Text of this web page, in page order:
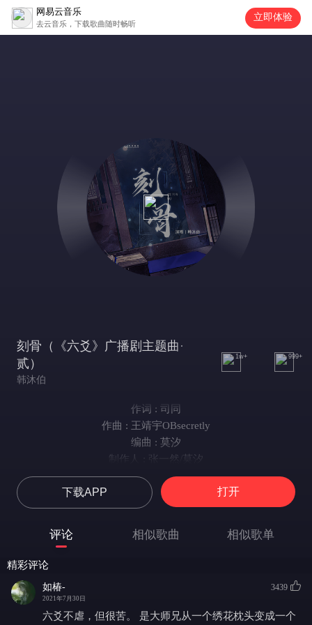
网易云音乐
去云音乐，下载歌曲随时畅听
立即体验
刻骨（《六爻》广播剧主题曲·
贰）
韩沐伯
1w+ 999+
作词 : 司同
作曲 : 王靖宇OBsecretly
编曲 : 莫汐
制作人 : 张一然/莫汐
刻前尘镜中浮生少年梦
刻一枚铜钱
方圆青葱锈在心头
我又怎屑与天地为盟
执错念也孤身犯险
下载APP 打开
评论 相似歌曲 相似歌单
精彩评论
如椿-
2021年7月30日
3439
六爻不虐，但很苦。 是大师兄从一个绣花枕头变成一个